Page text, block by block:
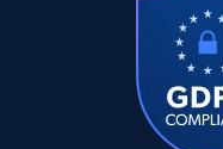
Walmart -
URL, Final price,